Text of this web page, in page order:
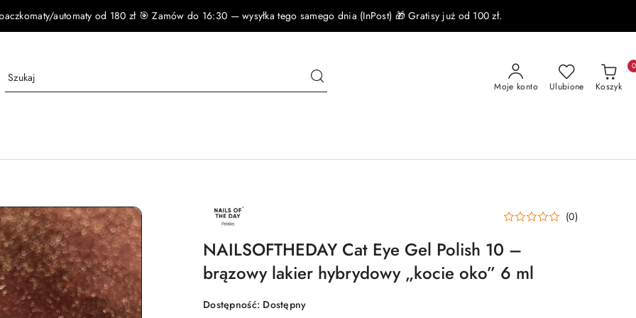
automaty od 180 zł 🎯 Zamów do 16:30 — wysyłka tego samego dnia (InPost) 🎁 Gratisy już od 100 zł.
Moje konto Ulubione Koszyk
0
NAZWA
PRODUCENTA: (0)
NAILSOFTHEDAY Cat Eye Gel Polish 10 –
brązowy lakier hybrydowy „kocie oko” 6 ml
Dostępność: Dostępny